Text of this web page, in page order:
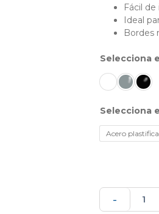
Fácil
Ideal
Bordes
Acero
-